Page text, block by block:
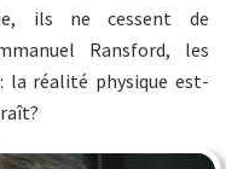
ils ne cessent de
Ransford, les
la réalité physique est-